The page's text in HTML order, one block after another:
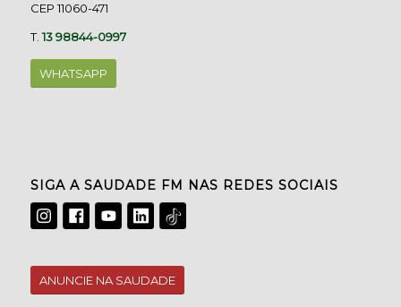
CEP 11060-471
T.13 98844-0997
WHATSAPP
SIGA A SAUDADE FM NAS REDES SOCIAIS
ANUNCIE NA SAUDADE